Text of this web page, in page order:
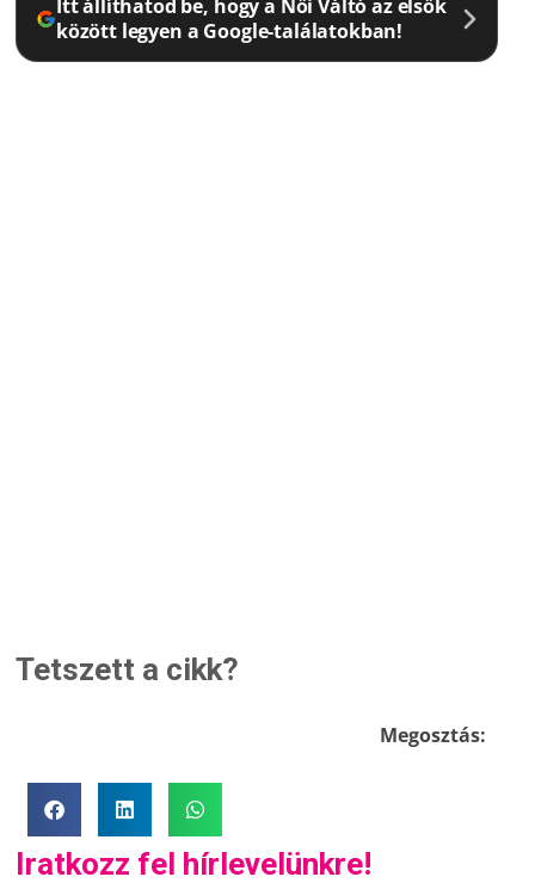
Itt állíthatod be, hogy a Női Váltó az elsők
között legyen a Google-találatokban!
Tetszett a cikk?
Megosztás:
Iratkozz fel hírlevelünkre!